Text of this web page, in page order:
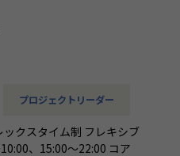
して、社員全員が燃え続
る長期的な貢献を果たす
援を行います。データ蓄
決定に活用する BI(Busines
などのクラウド、AI、
トフォームの導入から実行
貢献いただきたいと考えて
とのやり取りも多く発生
プロジェクトリーダー
イム制 フレキシブ
、15:00～22:00 コア